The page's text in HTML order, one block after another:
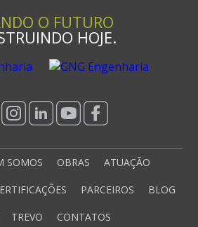
O FUTURO
HOJE.
SOMOS OBRAS ATUAÇÃO
PARCEIROS BLOG
TREVO CONTATOS